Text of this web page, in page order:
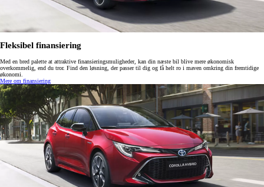
Fleksibel finansiering
Med en bred palette at attraktive finansieringsmuligheder, kan din næste bil blive mere økonomisk
overkommelig, end du tror. Find den løsning, der passer til dig og få helt ro i maven omkring din fremtidige
økonomi.
Mere om finansiering